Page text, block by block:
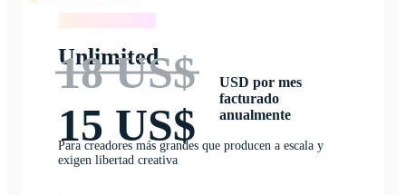
Unlimited
18 US$
15 US$
USD por mes
facturado
anualmente
Para creadores más grandes que producen a escala y
exigen libertad creativa